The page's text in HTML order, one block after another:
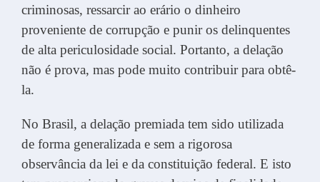
criminosas, ressarcir ao erário o dinheiro
proveniente de corrupção e punir os delinquentes
de alta periculosidade social. Portanto, a delação
não é prova, mas pode muito contribuir para obtê-
la.
No Brasil, a delação premiada tem sido utilizada
de forma generalizada e sem a rigorosa
observância da lei e da constituição federal. E isto